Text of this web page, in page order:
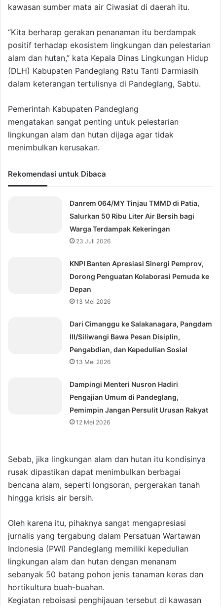
kawasan sumber mata air Ciwasiat di daerah itu.
“Kita berharap gerakan penanaman itu berdampak
positif terhadap ekosistem lingkungan dan pelestarian
alam dan hutan,” kata Kepala Dinas Lingkungan Hidup
(DLH) Kabupaten Pandeglang Ratu Tanti Darmiasih
dalam keterangan tertulisnya di Pandeglang, Sabtu.
Pemerintah Kabupaten Pandeglang
mengatakan sangat penting untuk pelestarian
lingkungan alam dan hutan dijaga agar tidak
menimbulkan kerusakan.
Rekomendasi untuk Dibaca
Danrem 064/MY Tinjau TMMD di Patia,
Salurkan 50 Ribu Liter Air Bersih bagi
Warga Terdampak Kekeringan
23 Juli 2026
KNPI Banten Apresiasi Sinergi Pemprov,
Dorong Penguatan Kolaborasi Pemuda ke
Depan
13 Mei 2026
Dari Cimanggu ke Salakanagara, Pangdam
III/Siliwangi Bawa Pesan Disiplin,
Pengabdian, dan Kepedulian Sosial
13 Mei 2026
Dampingi Menteri Nusron Hadiri
Pengajian Umum di Pandeglang,
Pemimpin Jangan Persulit Urusan Rakyat
12 Mei 2026
Sebab, jika lingkungan alam dan hutan itu kondisinya
rusak dipastikan dapat menimbulkan berbagai
bencana alam, seperti longsoran, pergerakan tanah
hingga krisis air bersih.
Oleh karena itu, pihaknya sangat mengapresiasi
jurnalis yang tergabung dalam Persatuan Wartawan
Indonesia (PWI) Pandeglang memiliki kepedulian
lingkungan alam dan hutan dengan menanam
sebanyak 50 batang pohon jenis tanaman keras dan
hortikultura buah-buahan.
Kegiatan reboisasi penghijauan tersebut di kawasan